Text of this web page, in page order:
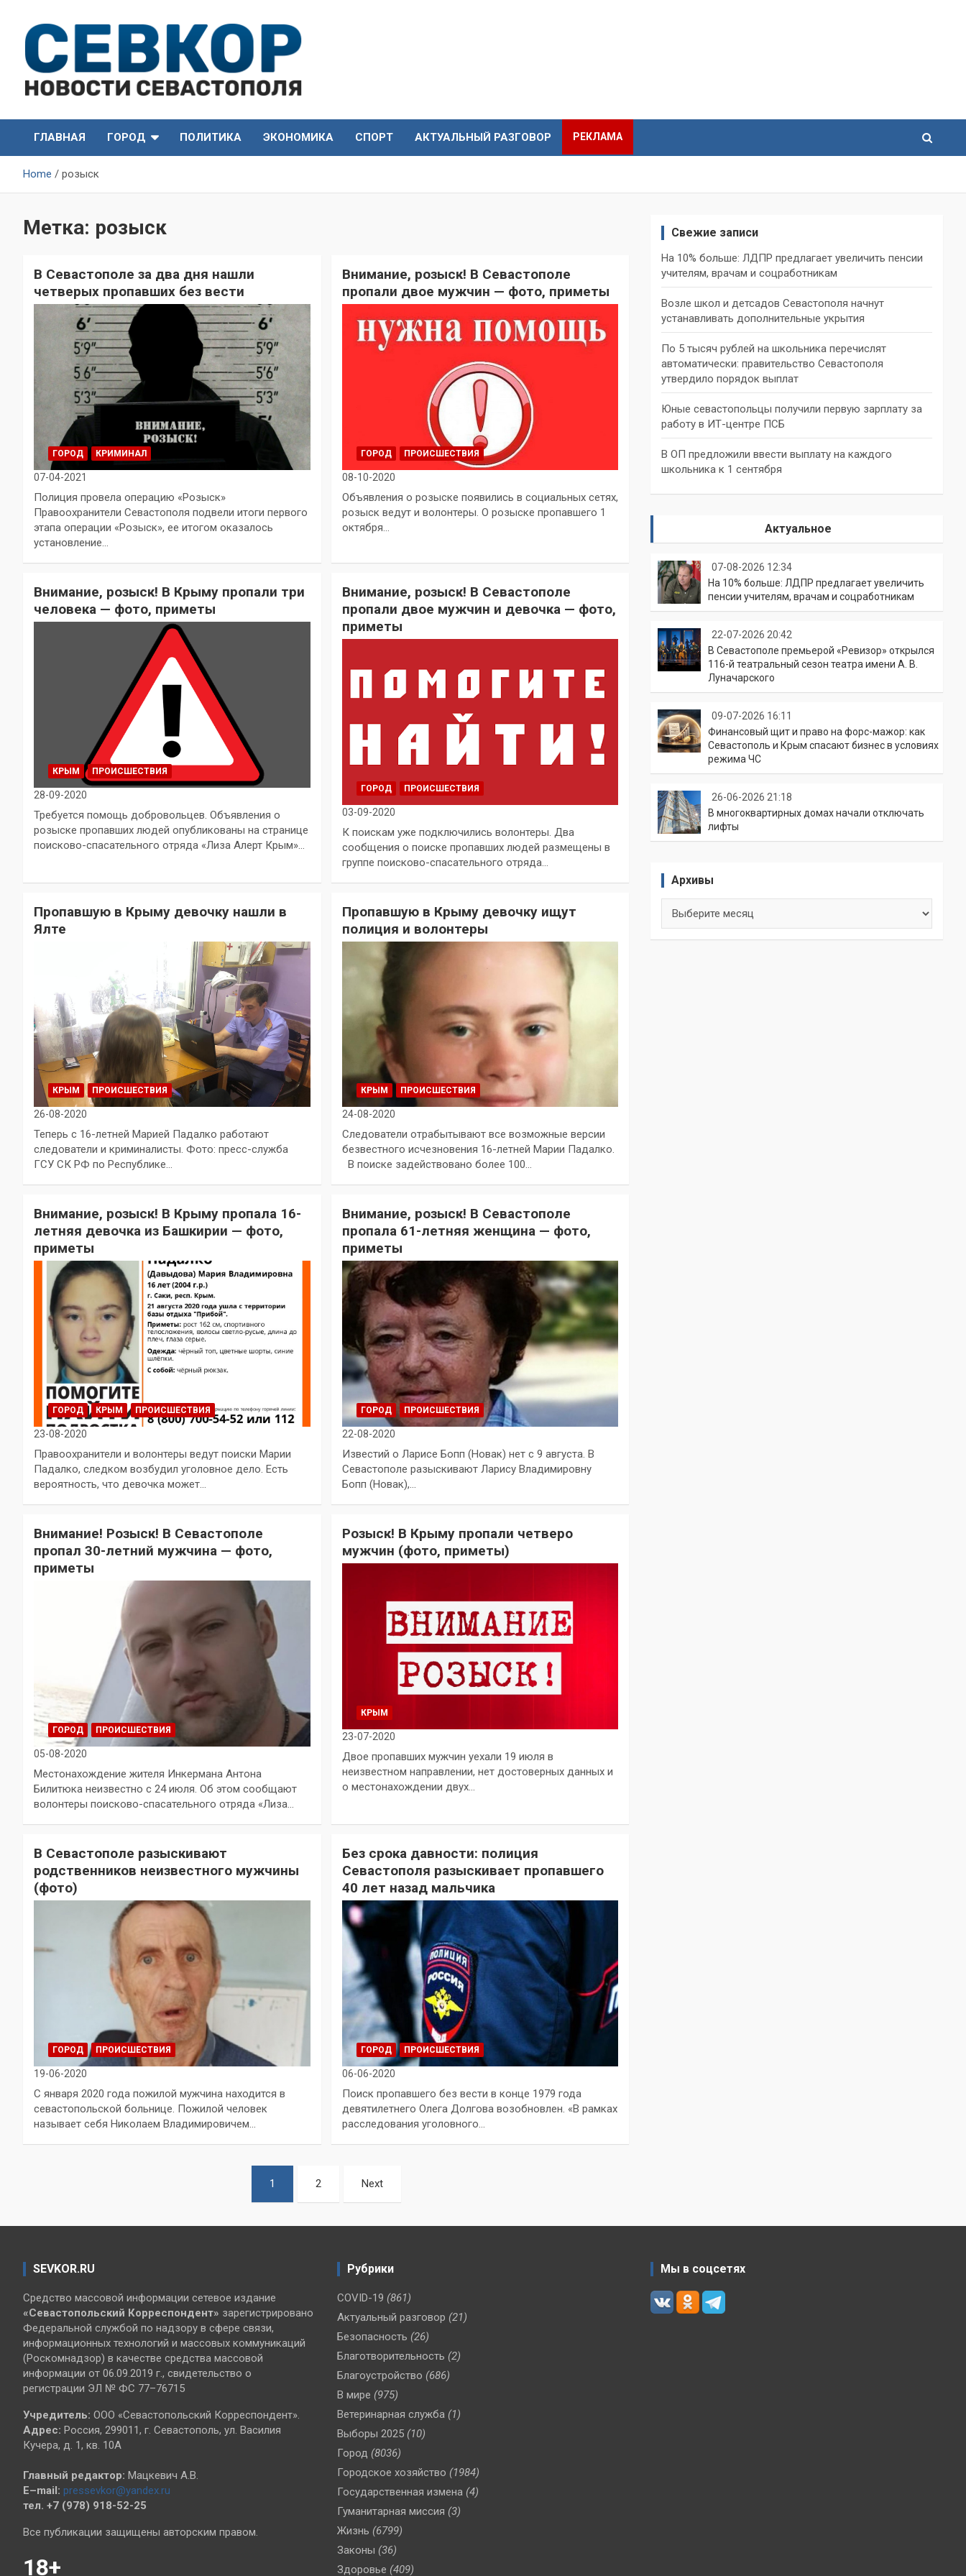
content
СевКор — Новости
Севастополя
Севастополя
ГЛАВНАЯ
ГОРОД ПОЛИТИКА ЭКОНОМИКА СПОРТ АКТУАЛЬНЫЙ РАЗГОВОР РЕКЛАМА
Home розыск
Метка: розыск
В Севастополе за два дня нашли
четверых пропавших без вести
ГОРОД КРИМИНАЛ
07-04-2021
Полиция провела операцию «Розыск»
Правоохранители Севастополя подвели итоги первого
этапа операции «Розыск», ее итогом оказалось
установление…
Внимание, розыск! В Севастополе
пропали двое мужчин — фото, приметы
ГОРОД ПРОИСШЕСТВИЯ
08-10-2020
Объявления о розыске появились в социальных сетях,
розыск ведут и волонтеры. О розыске пропавшего 1
октября…
Внимание, розыск! В Крыму пропали три
человека — фото, приметы
КРЫМ ПРОИСШЕСТВИЯ
28-09-2020
Требуется помощь добровольцев. Объявления о
розыске пропавших людей опубликованы на странице
поисково-спасательного отряда «Лиза Алерт Крым»…
Внимание, розыск! В Севастополе
пропали двое мужчин и девочка — фото,
приметы
ГОРОД ПРОИСШЕСТВИЯ
03-09-2020
К поискам уже подключились волонтеры. Два
сообщения о поиске пропавших людей размещены в
группе поисково-спасательного отряда…
Пропавшую в Крыму девочку нашли в
Ялте
КРЫМ ПРОИСШЕСТВИЯ
26-08-2020
Теперь с 16-летней Марией Падалко работают
следователи и криминалисты. Фото: пресс-служба
ГСУ СК РФ по Республике…
Пропавшую в Крыму девочку ищут
полиция и волонтеры
КРЫМ ПРОИСШЕСТВИЯ
24-08-2020
Следователи отрабытывают все возможные версии
безвестного исчезновения 16-летней Марии Падалко.
В поиске задействовано более 100…
Внимание, розыск! В Крыму пропала 16-
летняя девочка из Башкирии — фото,
приметы
ГОРОД КРЫМ ПРОИСШЕСТВИЯ
23-08-2020
Правоохранители и волонтеры ведут поиски Марии
Падалко, следком возбудил уголовное дело. Есть
вероятность, что девочка может…
Внимание, розыск! В Севастополе
пропала 61-летняя женщина — фото,
приметы
ГОРОД ПРОИСШЕСТВИЯ
22-08-2020
Известий о Ларисе Бопп (Новак) нет с 9 августа. В
Севастополе разыскивают Ларису Владимировну
Бопп (Новак),…
Внимание! Розыск! В Севастополе
пропал 30-летний мужчина — фото,
приметы
ГОРОД ПРОИСШЕСТВИЯ
05-08-2020
Местонахождение жителя Инкермана Антона
Билитюка неизвестно с 24 июля. Об этом сообщают
волонтеры поисково-спасательного отряда «Лиза…
Розыск! В Крыму пропали четверо
мужчин (фото, приметы)
КРЫМ
23-07-2020
Двое пропавших мужчин уехали 19 июля в
неизвестном направлении, нет достоверных данных и
о местонахождении двух…
В Севастополе разыскивают
родственников неизвестного мужчины
(фото)
ГОРОД ПРОИСШЕСТВИЯ
19-06-2020
С января 2020 года пожилой мужчина находится в
севастопольской больнице. Пожилой человек
называет себя Николаем Владимировичем…
Без срока давности: полиция
Севастополя разыскивает пропавшего
40 лет назад мальчика
ГОРОД ПРОИСШЕСТВИЯ
06-06-2020
Поиск пропавшего без вести в конце 1979 года
девятилетнего Олега Долгова возобновлен. «В рамках
расследования уголовного…
1 2 Next
Свежие записи
На 10% больше: ЛДПР предлагает увеличить пенсии
учителям, врачам и соцработникам
Возле школ и детсадов Севастополя начнут
устанавливать дополнительные укрытия
По 5 тысяч рублей на школьника перечислят
автоматически: правительство Севастополя
утвердило порядок выплат
Юные севастопольцы получили первую зарплату за
работу в ИТ-центре ПСБ
В ОП предложили ввести выплату на каждого
школьника к 1 сентября
Актуальное
07-08-2026 12:34
На 10% больше: ЛДПР предлагает увеличить
пенсии учителям, врачам и соцработникам
22-07-2026 20:42
В Севастополе премьерой «Ревизор» открылся
116-й театральный сезон театра имени А. В.
Луначарского
09-07-2026 16:11
Финансовый щит и право на форс-мажор: как
Севастополь и Крым спасают бизнес в условиях
режима ЧС
26-06-2026 21:18
В многоквартирных домах начали отключать
лифты
Архивы
SEVKOR.RU
Средство массовой информации сетевое издание
«Севастопольский Корреспондент» зарегистрировано
Федеральной службой по надзору в сфере связи,
информационных технологий и массовых коммуникаций
(Роскомнадзор) в качестве средства массовой
информации от 06.09.2019 г., свидетельство о
регистрации ЭЛ № ФС 77–76715
Учредитель: ООО «Севастопольский Корреспондент».
Адрес: Россия, 299011, г. Севастополь, ул. Василия
Кучера, д. 1, кв. 10А
Главный редактор: Мацкевич А.В.
E–mail: pressevkor@yandex.ru
тел. +7 (978) 918-52-25
Все публикации защищены авторским правом.
18+
Рубрики
COVID-19 (861)
Актуальный разговор (21)
Безопасность (26)
Благотворительность (2)
Благоустройство (686)
В мире (975)
Ветеринарная служба (1)
Выборы 2025 (10)
Город (8036)
Городское хозяйство (1984)
Государственная измена (4)
Гуманитарная миссия (3)
Жизнь (6799)
Законы (36)
Здоровье (409)
Мы в соцсетях